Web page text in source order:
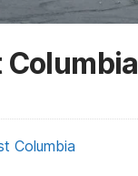
Columbia